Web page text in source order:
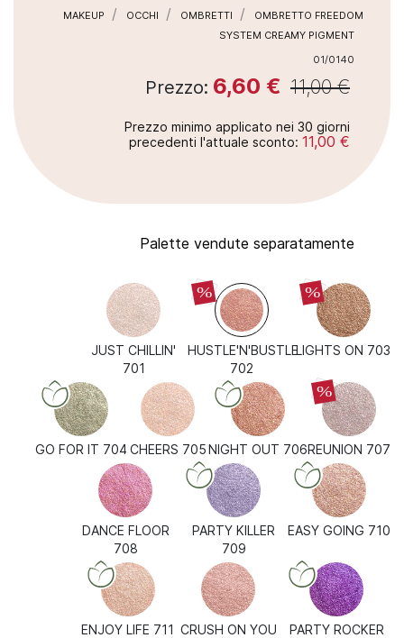
MAKEUP OCCHI OMBRETTI
OMBRETTO FREEDOM
SYSTEM CREAMY PIGMENT
01/0140
11,00 €
Prezzo: 6,60 €
Prezzo minimo applicato nei 30 giorni
precedenti l'attuale sconto: 11,00 €
Palette vendute separatamente
JUST CHILLIN'
701
%
HUSTLE'N'BUSTLE
702
%
LIGHTS ON 703
GO FOR IT 704 CHEERS 705NIGHT OUT 706
%
REUNION 707
DANCE FLOOR
708
PARTY KILLER
709
EASY GOING 710
ENJOY LIFE 711 CRUSH ON YOU
PARTY ROCKER